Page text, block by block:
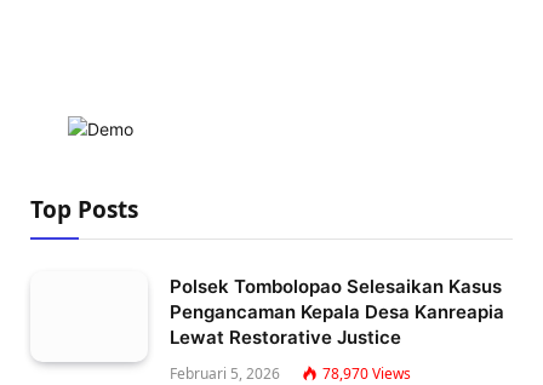
Top Posts
Polsek Tombolopao Selesaikan Kasus
Pengancaman Kepala Desa Kanreapia
Lewat Restorative Justice
Februari 5, 2026 78,970Views